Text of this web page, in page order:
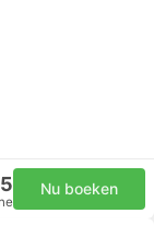
Nu boeken